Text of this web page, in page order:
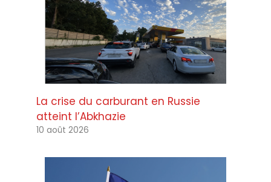
La crise du carburant en Russie
atteint l’Abkhazie
10 août 2026